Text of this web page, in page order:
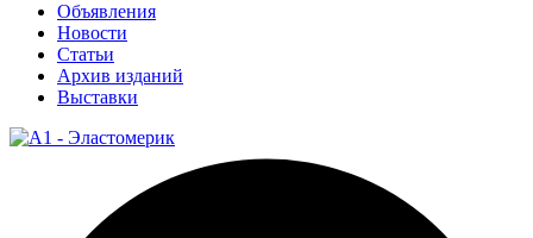
Объявления
Новости
Статьи
Архив изданий
Выставки